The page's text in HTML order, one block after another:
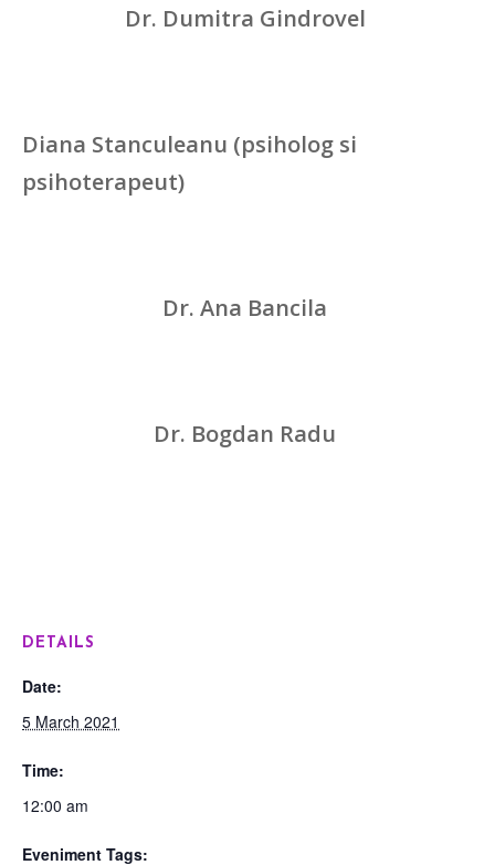
Dr. Dumitra Gindrovel
Diana Stanculeanu (psiholog si
psihoterapeut)
Dr. Ana Bancila
Dr. Bogdan Radu
DETAILS
Date:
5 March 2021
Time:
12:00 am
Eveniment Tags: